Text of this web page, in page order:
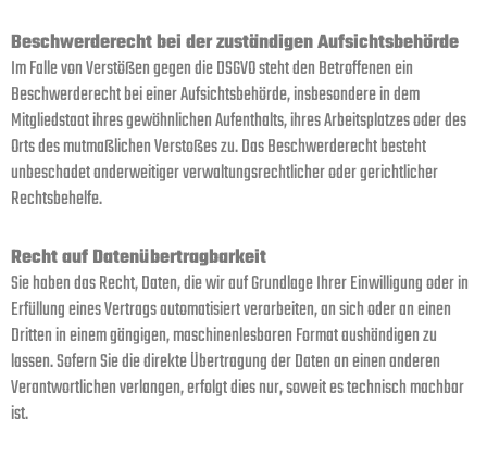
Beschwerde­recht bei der zuständigen Aufsichts­behörde
Im Falle von Verstößen gegen die DSGVO steht den Betroffenen ein
Beschwerderecht bei einer Aufsichtsbehörde, insbesondere in dem
Mitgliedstaat ihres gewöhnlichen Aufenthalts, ihres Arbeitsplatzes oder des
Orts des mutmaßlichen Verstoßes zu. Das Beschwerderecht besteht
unbeschadet anderweitiger verwaltungsrechtlicher oder gerichtlicher
Rechtsbehelfe.
Recht auf Daten­übertrag­barkeit
Sie haben das Recht, Daten, die wir auf Grundlage Ihrer Einwilligung oder in
Erfüllung eines Vertrags automatisiert verarbeiten, an sich oder an einen
Dritten in einem gängigen, maschinenlesbaren Format aushändigen zu
lassen. Sofern Sie die direkte Übertragung der Daten an einen anderen
Verantwortlichen verlangen, erfolgt dies nur, soweit es technisch machbar
ist.